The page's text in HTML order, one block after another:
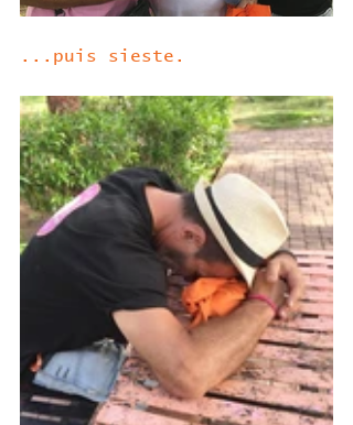
...puis sieste.